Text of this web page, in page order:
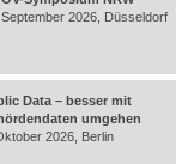
2026, Düsseldorf
Data – besser mit
umgehen
2026, Berlin